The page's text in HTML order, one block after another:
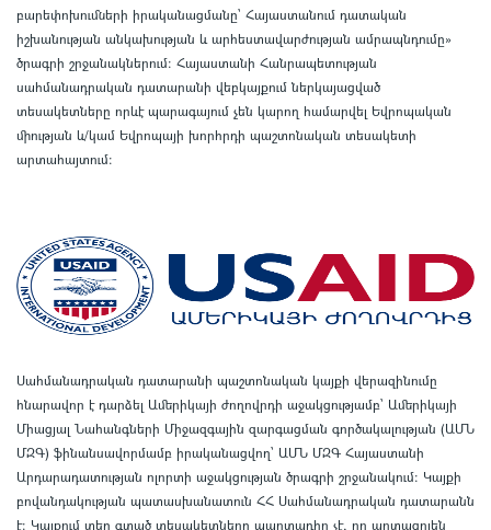
բարեփոխումների իրականացմանը` Հայաստանում դատական
իշխանության անկախության և արհեստավարժության ամրապնդումը»
ծրագրի շրջանակներում: Հայաստանի Հանրապետության
սահմանադրական դատարանի վեբկայքում ներկայացված
տեսակետները որևէ պարագայում չեն կարող համարվել Եվրոպական
միության և/կամ Եվրոպայի խորհրդի պաշտոնական տեսակետի
արտահայտում:
Սահմանադրական դատարանի պաշտոնական կայքի վերազինումը
հնարավոր է դարձել Ամերիկայի ժողովրդի աջակցությամբ՝ Ամերիկայի
Միացյալ Նահանգների Միջազգային զարգացման գործակալության (ԱՄՆ
ՄԶԳ) ֆինանսավորմամբ իրականացվող՝ ԱՄՆ ՄԶԳ Հայաստանի
Արդարադատության ոլորտի աջակցության ծրագրի շրջանակում: Կայքի
բովանդակության պատասխանատուն ՀՀ Սահմանադրական դատարանն
է: Կայքում տեղ գտած տեսակետները պարտադիր չէ, որ արտացոլեն